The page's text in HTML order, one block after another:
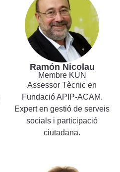
Ramón Nicolau
Membre KUN
Assessor Tècnic en
Fundació APIP-ACAM.
Expert en gestió de serveis
socials i participació
ciutadana.